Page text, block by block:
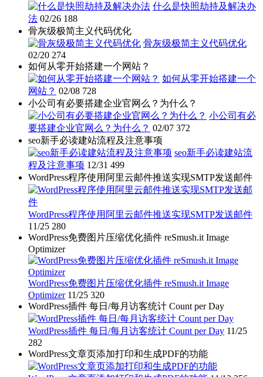
什么是快照劫持及解决办
法 02/26 188
骨灰级极简主义代码优化
骨灰级极简主义代码优化
02/20 274
如何从零开始搭建一个网站？
如何从零开始搭建一个
网站？ 02/08 728
小公司有必要搭建企业官网么？为什么？
小公司有必
要搭建企业官网么？为什么？ 02/07 372
seo新手必读建站流程及注意事项
seo新手必读建站流
程及注意事项 12/31 499
WordPress程序使用阿里云邮件推送实现SMTP发送邮件
WordPress程序使用阿里云邮件推送实现SMTP发送邮件
11/25 280
WordPress免费图片压缩优化插件 reSmush.it Image
Optimizer
WordPress免费图片压缩优化插件 reSmush.it Image
Optimizer 11/25 320
WordPress插件 每日/每月访客统计 Count per Day
WordPress插件 每日/每月访客统计 Count per Day 11/25
282
WordPress文章页添加打印和生成PDF的功能